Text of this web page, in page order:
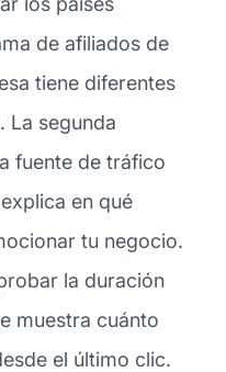
de afiliados de
tiene diferentes
La segunda
fuente de tráfico
en qué
tu negocio.
la duración
muestra cuánto
el último clic.